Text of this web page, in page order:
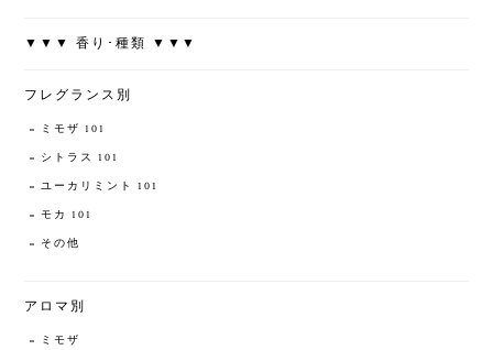
▼▼▼ 香り･種類 ▼▼▼
フレグランス別
ミモザ 101
シトラス 101
ユーカリミント 101
モカ 101
その他
アロマ別
ミモザ